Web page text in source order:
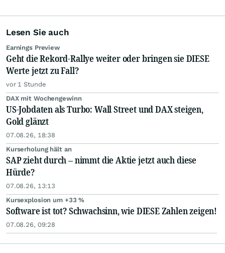
Lesen Sie auch
Earnings Preview
Geht die Rekord-Rallye weiter oder bringen sie DIESE
Werte jetzt zu Fall?
vor 1 Stunde
DAX mit Wochengewinn
US-Jobdaten als Turbo: Wall Street und DAX steigen,
Gold glänzt
07.08.26, 18:38
Kurserholung hält an
SAP zieht durch – nimmt die Aktie jetzt auch diese
Hürde?
07.08.26, 13:13
Kursexplosion um +33 %
Software ist tot? Schwachsinn, wie DIESE Zahlen zeigen!
07.08.26, 09:28